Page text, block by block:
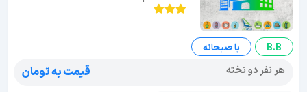
B.B
با صبحانه
هر نفر دو تخته
قیمت به تومان